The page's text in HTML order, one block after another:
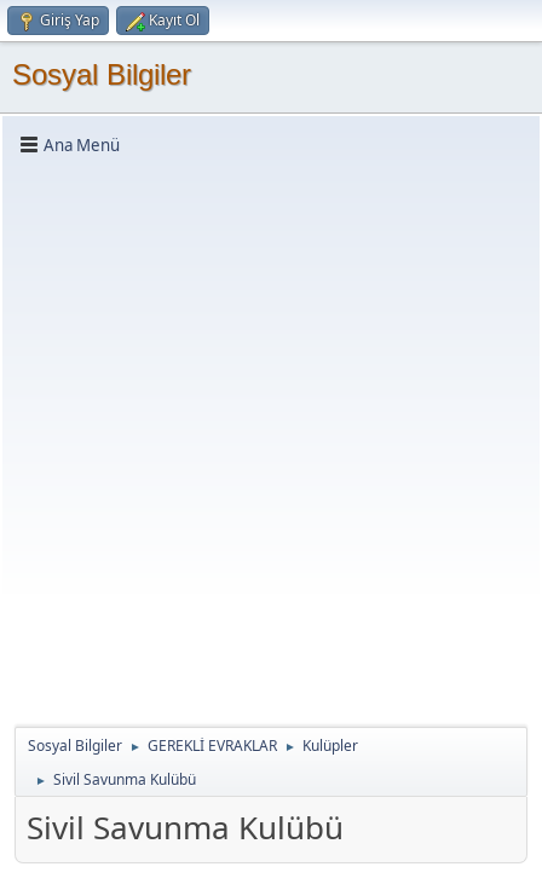
Giriş Yap Kayıt Ol
Sosyal Bilgiler
Ana Menü
Sosyal Bilgiler ► GEREKLİ EVRAKLAR ► Kulüpler
► Sivil Savunma Kulübü
Sivil Savunma Kulübü